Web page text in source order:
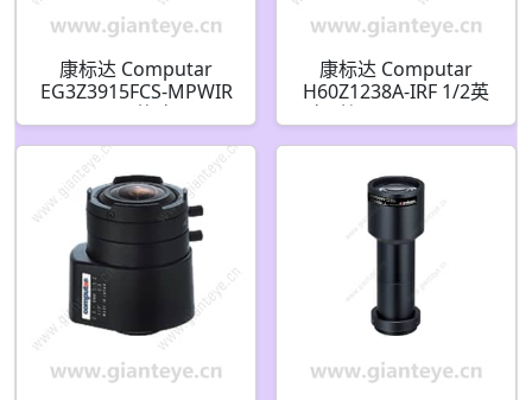
康标达 Computar
EG3Z3915FCS-MPWIR
4K 1/1.8英寸 3.9-
带DC自动光圈(CS接口)
康标达 Computar
H60Z1238A-IRF 1/2英
寸 C接口 25-1500mm